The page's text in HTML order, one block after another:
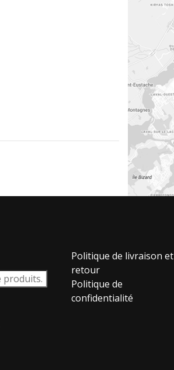
Politique de livraison et
retour
Politique de
confidentialité